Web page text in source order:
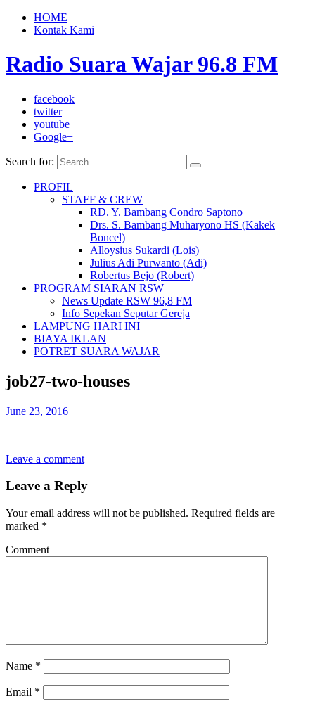
HOME
Kontak Kami
Radio Suara Wajar 96.8 FM
facebook
twitter
youtube
Google+
Search for:
PROFIL
STAFF & CREW
RD. Y. Bambang Condro Saptono
Drs. S. Bambang Muharyono HS (Kakek
Boncel)
Alloysius Sukardi (Lois)
Julius Adi Purwanto (Adi)
Robertus Bejo (Robert)
PROGRAM SIARAN RSW
News Update RSW 96,8 FM
Info Sepekan Seputar Gereja
LAMPUNG HARI INI
BIAYA IKLAN
POTRET SUARA WAJAR
job27-two-houses
June 23, 2016
Leave a comment
Leave a Reply
Your email address will not be published. Required fields are
marked *
Comment
Name *
Email *